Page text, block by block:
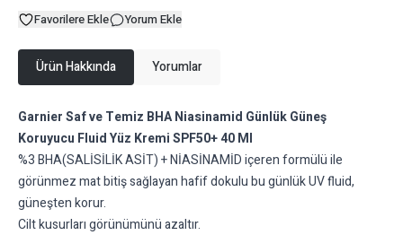
Favorilere Ekle Yorum Ekle
Ürün Hakkında Yorumlar
Garnier Saf ve Temiz BHA Niasinamid Günlük Güneş
Koruyucu Fluid Yüz Kremi SPF50+ 40 Ml
%3 BHA(SALİSİLİK ASİT) + NİASİNAMİD içeren formülü ile
görünmez mat bitiş sağlayan hafif dokulu bu günlük UV fluid,
güneşten korur.
Cilt kusurları görünümünü azaltır.